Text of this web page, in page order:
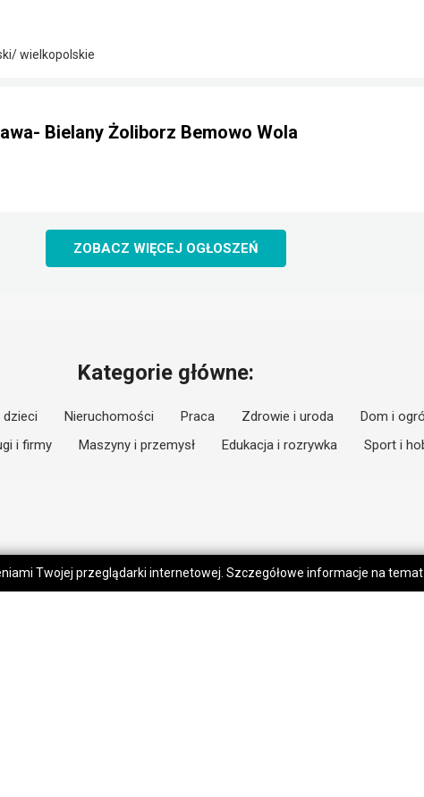
wielkopolskie
Bielany Żoliborz Bemowo Wola
ZOBACZ WIĘCEJ OGŁOSZEŃ
Kategorie główne:
dzieci Nieruchomości Praca Zdrowie i uroda Dom i
i firmy Maszyny i przemysł Edukacja i rozrywka Sport i
Twojej przeglądarki internetowej. Szczegółowe informacje na